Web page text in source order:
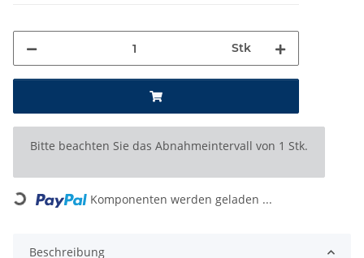
Stk
x
Bitte beachten Sie das Abnahmeintervall von 1 Stk.
Loading... Komponenten werden geladen ...
Beschreibung